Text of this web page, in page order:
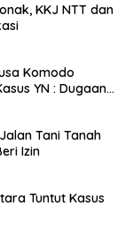
KKJ NTT dan
Komodo
YN : Dugaan
Tani Tanah
Izin
Tuntut Kasus